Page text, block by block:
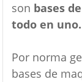
son bases
todo en uno.
Por norma
bases de